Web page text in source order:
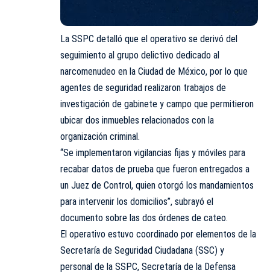
La SSPC detalló que el operativo se derivó del
seguimiento al grupo delictivo dedicado al
narcomenudeo en la Ciudad de México, por lo que
agentes de seguridad realizaron trabajos de
investigación de gabinete y campo que permitieron
ubicar dos inmuebles relacionados con la
organización criminal.
“Se implementaron vigilancias fijas y móviles para
recabar datos de prueba que fueron entregados a
un Juez de Control, quien otorgó los mandamientos
para intervenir los domicilios”, subrayó el
documento sobre las dos órdenes de cateo.
El operativo estuvo coordinado por elementos de la
Secretaría de Seguridad Ciudadana (SSC) y
personal de la SSPC, Secretaría de la Defensa